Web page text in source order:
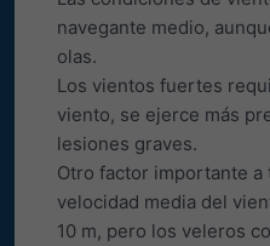
navegante medio,
olas.
Los vientos fuertes
viento, se ejerce más
lesiones graves.
Otro factor importante a
velocidad media del
10 m, pero los veleros